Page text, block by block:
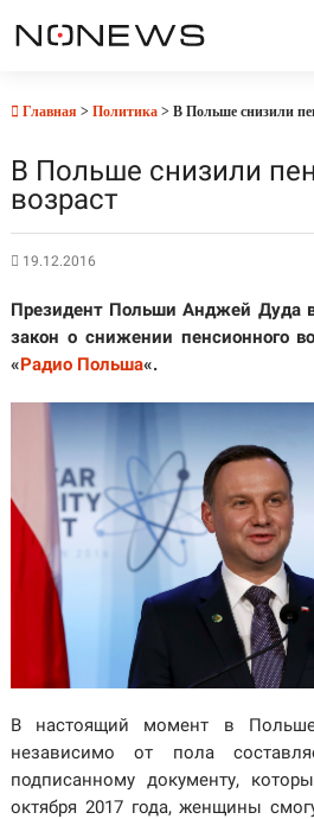
Главная > Политика> В Польше снизили
В Польше снизили
возраст
19.12.2016
Президент Польши Анджей Дуда
закон о снижении пенсионного
«Радио Польша«.
В настоящий момент в
независимо от пола
подписанному документу,
октября 2017 года, женщины